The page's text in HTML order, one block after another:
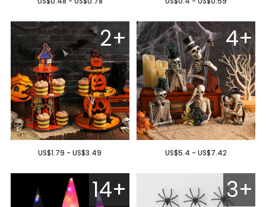
2+
US$1.79 - US$3.49
4+
US$5.4 - US$7.42
14+ 3+